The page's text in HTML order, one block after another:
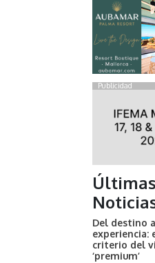
Publicidad
Últimas
Del destino
experiencia:
criterio del
‘premium’